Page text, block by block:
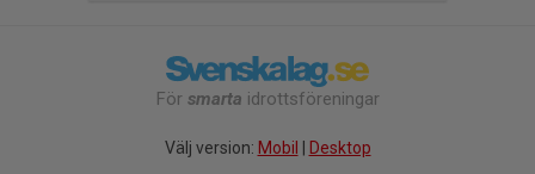
För smarta idrottsföreningar
Välj version: Mobil | Desktop